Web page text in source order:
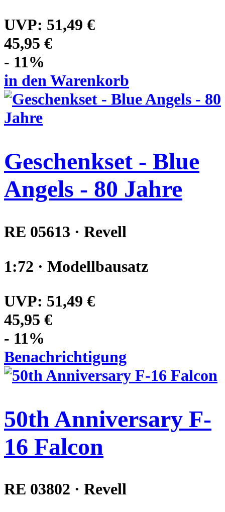
UVP: 51,49 €
45,95 €
- 11%
in den Warenkorb
Geschenkset - Blue
Angels - 80 Jahre
RE 05613 · Revell
1:72 · Modellbausatz
UVP: 51,49 €
45,95 €
- 11%
Benachrichtigung
50th Anniversary F-
16 Falcon
RE 03802 · Revell